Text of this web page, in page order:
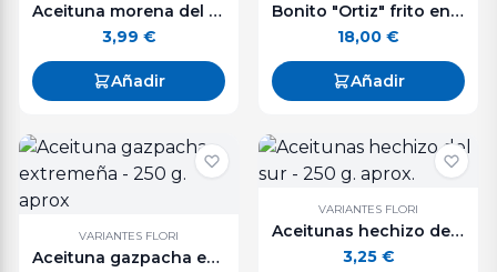
Aceituna morena del sur - 250 g. aprox.
3,99 €
Añadir
Bonito "Ortiz" frito en escabeche lata grande.
18,00 €
Añadir
VARIANTES FLORI
Aceituna gazpacha extremeña - 250 g. aprox
VARIANTES FLORI
Aceitunas hechizo del sur - 250 g. aprox.
3,25 €